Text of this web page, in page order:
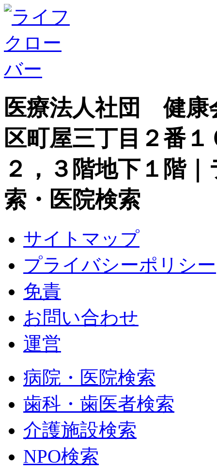
医療法人社団 健
区町屋三丁目２番
２，３階地下１階
索・医院検索
サイトマップ
プライバシーポリシー
免責
お問い合わせ
運営
病院・医院検索
歯科・歯医者検索
介護施設検索
NPO検索